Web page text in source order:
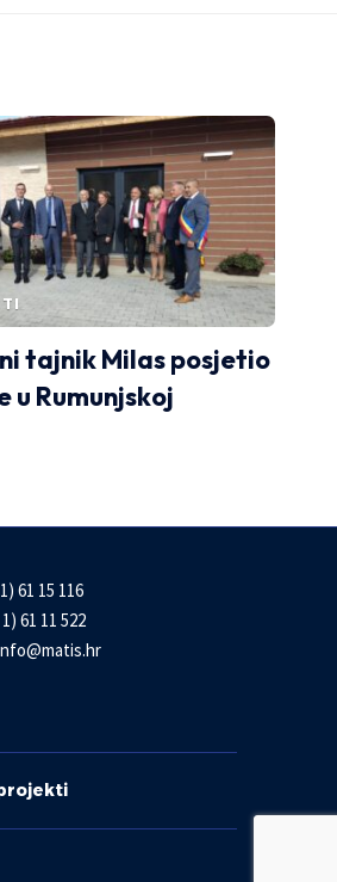
tajnik Milas posjetio
u Rumunjskoj
61 15 116
61 11 522